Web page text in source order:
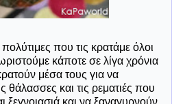
πολύτιμες που τις κρατάμε όλοι
κάποτε σε λίγα χρόνια
μέσα τους για να
θάλασσες και τις ρεματιές που
ξεγνοιασιά και να ξαναγυρνούν